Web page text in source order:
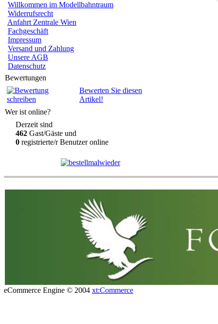
Willkommen im Modellbahntraum
Widerrufsrecht
Anfahrt Zentrale Wien
Fachgeschäft
Impressum
Versand und Zahlung
Unsere AGB
Datenschutz
Bewertungen
Bewerten Sie diesen
Artikel!
Wer ist online?
Derzeit sind
462 Gast/Gäste und
0 registrierte/r Benutzer online
eCommerce Engine © 2004 xt:Commerce